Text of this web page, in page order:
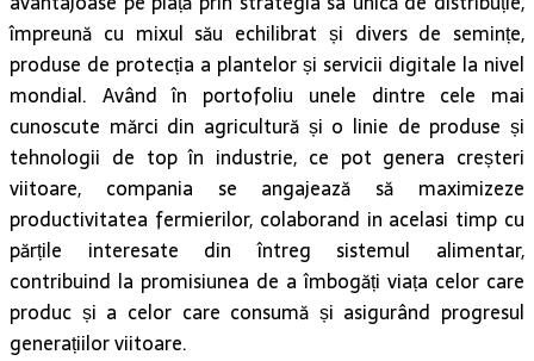
împreună cu mixul său echilibrat și divers de semințe,
produse de protecția a plantelor și servicii digitale la nivel
mondial. Având în portofoliu unele dintre cele mai
cunoscute mărci din agricultură și o linie de produse și
tehnologii de top în industrie, ce pot genera creșteri
viitoare, compania se angajează să maximizeze
productivitatea fermierilor, colaborand in acelasi timp cu
părțile interesate din întreg sistemul alimentar,
contribuind la promisiunea de a îmbogăți viața celor care
produc și a celor care consumă și asigurând progresul
generațiilor viitoare.